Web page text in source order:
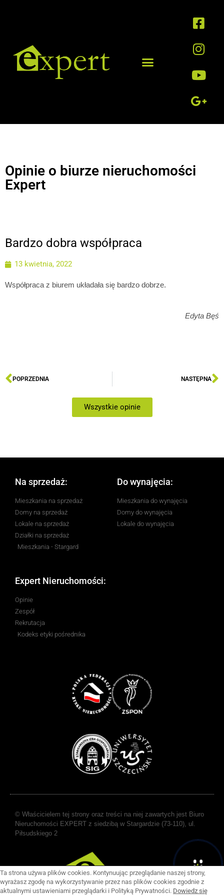
Opinie o biurze nieruchomości
Expert
Bardzo dobra współpraca
13 kwietnia, 2022
Współpraca z biurem układała się bardzo dobrze.
Edyta Bęś
POPRZEDNIA NASTĘPNA
Wszystkie opinie
Na sprzedaż:
Mieszkania na sprzedaż
Domy na sprzedaż
Lokale na sprzedaż
Działki na sprzedaż
Mieszkania - Stargard
Do wynajęcia:
Mieszkania do wynajęcia
Domy do wynajęcia
Lokale do wynajęcia
Expert Nieruchomości:
Opinie
Zespół
Rekrutacja
Kodeks etyki pośrednika
© Właścicielem tej strony oraz treści na niej zawartych jest Biuro
Nieruchomości EXPERT z siedzibą w Stargardzie (73-110), ul.
Piłsudskiego 2
Ta strona używa plików cookies. Kontynuując przeglądanie naszej strony,
wyrażasz zgodę na wykorzystywanie przez nas plików cookies zgodnie z
aktualnymi ustawieniami przeglądarki i Polityką Prywatności. Dowiedz się